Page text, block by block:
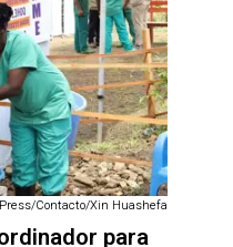
Contacto/Xin Huashefa
para